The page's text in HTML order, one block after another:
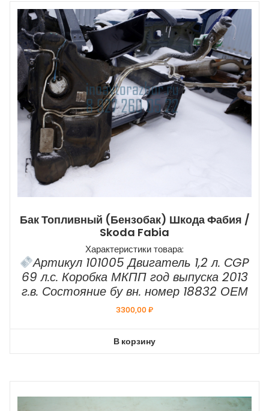
Бак Топливный (бензобак) Шкода Фабия /
Skoda Fabia
Характеристики товара:
Артикул 101005 Двигатель 1,2 л. СGP
69 л.с. Коробка МКПП год выпуска 2013
г.в. Состояние бу вн. номер 18832 ОЕМ
3300,00₽
В корзину